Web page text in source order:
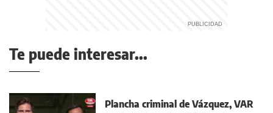
Te puede interesar...
Plancha criminal de Vázquez, VAR